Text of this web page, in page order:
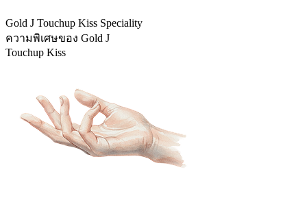
Gold J Touchup Kiss Speciality
ความพิเศษของ Gold J
Touchup Kiss